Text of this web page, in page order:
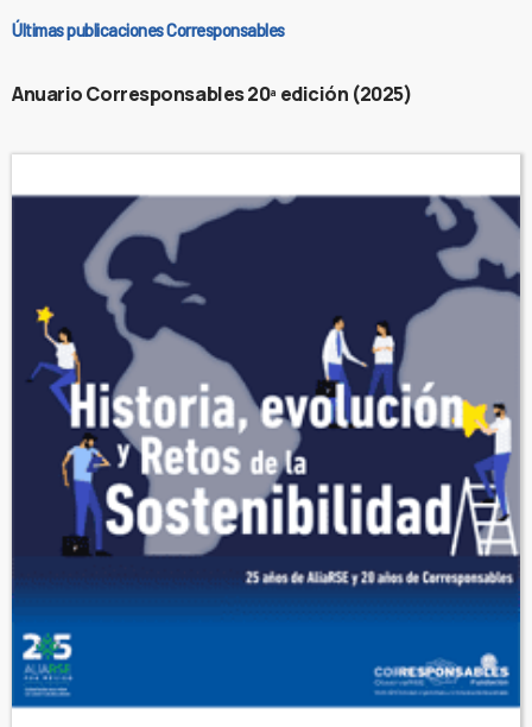
Últimas publicaciones Corresponsables
Anuario Corresponsables 20ª edición (2025)